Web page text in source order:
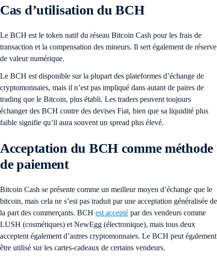
Cas d’utilisation du BCH
Le BCH est le token natif du réseau Bitcoin Cash pour les frais de
transaction et la compensation des mineurs. Il sert également de réserve
de valeur numérique.
Le BCH est disponible sur la plupart des plateformes d’échange de
cryptomonnaies, mais il n’est pas impliqué dans autant de paires de
trading que le Bitcoin, plus établi. Les traders peuvent toujours
échanger des BCH contre des devises Fiat, bien que sa liquidité plus
faible signifie qu’il aura souvent un spread plus élevé.
Acceptation du BCH comme méthode
de paiement
Bitcoin Cash se présente comme un meilleur moyen d’échange que le
bitcoin, mais cela ne s’est pas traduit par une acceptation généralisée de
la part des commerçants. BCH est accepté par des vendeurs comme
LUSH (cosmétiques) et NewEgg (électronique), mais tous deux
acceptent également d’autres cryptomonnaies. Le BCH peut également
être utilisé sur les cartes-cadeaux de certains vendeurs.